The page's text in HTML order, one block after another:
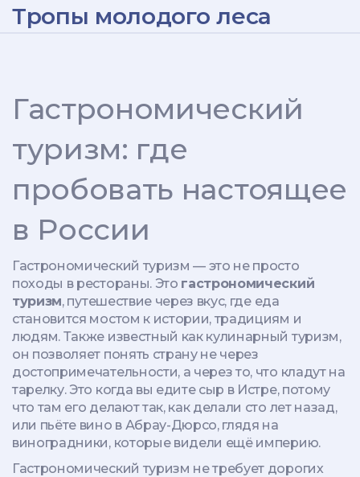
Тропы молодого леса
Гастрономический
туризм: где
пробовать настоящее
в России
Гастрономический туризм — это не просто
походы в рестораны. Это гастрономический
туризм, путешествие через вкус, где еда
становится мостом к истории, традициям и
людям. Также известный как кулинарный туризм,
он позволяет понять страну не через
достопримечательности, а через то, что кладут на
тарелку.Это когда вы едите сыр в Истре, потому
что там его делают так, как делали сто лет назад,
или пьёте вино в Абрау-Дюрсо, глядя на
виноградники, которые видели ещё империю.
Гастрономический туризм не требует дорогих